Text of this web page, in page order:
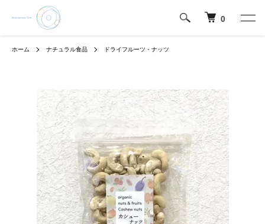
0
ホーム ナチュラル食品 ドライフルーツ・ナッツ